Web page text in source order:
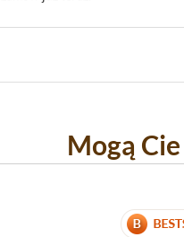
Mogą